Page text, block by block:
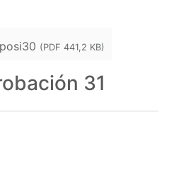
(PDF 441,2 KB)
31